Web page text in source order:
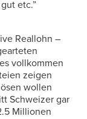
etc.”
Reallohn –
vollkommen
zeigen
wollen
Schweizer gar
Millionen